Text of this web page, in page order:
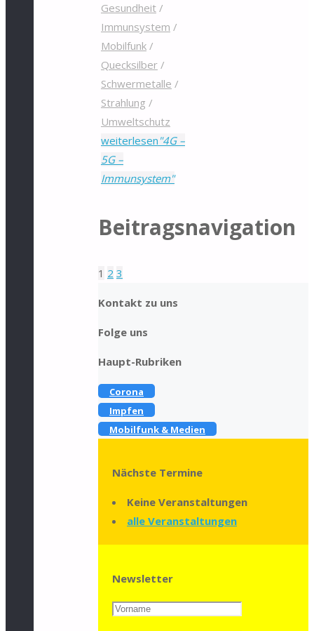
Gesundheit/
Immunsystem /
Mobilfunk/
Quecksilber/
Schwermetalle /
Strahlung /
Umweltschutz
weiterlesen "4G –
5G –
Immunsystem"
Beitragsnavigation
1 2 3
Kontakt zu uns
Folge uns
Haupt-Rubriken
Corona
Impfen
Mobilfunk & Medien
Nächste Termine
Keine Veranstaltungen
alle Veranstaltungen
Newsletter